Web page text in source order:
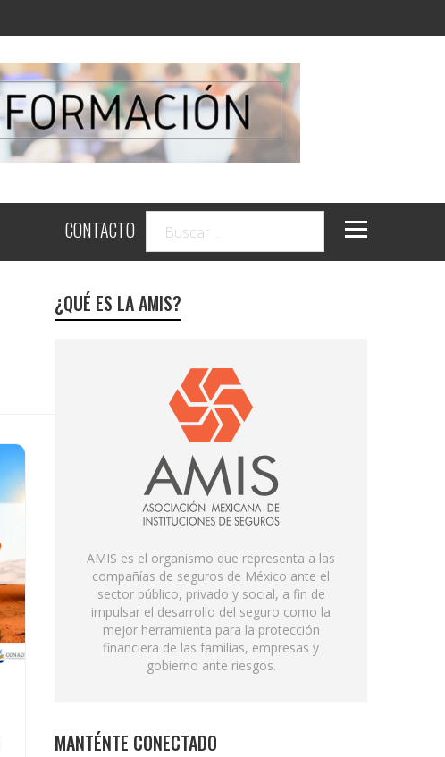
CONTACTO
¿QUÉ ES LA AMIS?
AMIS es el organismo que representa a las
compañías de seguros de México ante el
sector público, privado y social, a fin de
impulsar el desarrollo del seguro como la
mejor herramienta para la protección
financiera de las familias, empresas y
gobierno ante riesgos.
MANTÉNTE CONECTADO